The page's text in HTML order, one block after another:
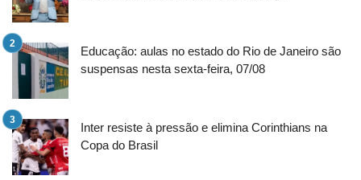
Educação: aulas no estado do Rio de Janeiro são
suspensas nesta sexta-feira, 07/08
Inter resiste à pressão e elimina Corinthians na
Copa do Brasil